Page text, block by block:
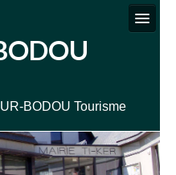
BODOU Tourisme
TECHNIQUES
JEUNESSE SPORTS